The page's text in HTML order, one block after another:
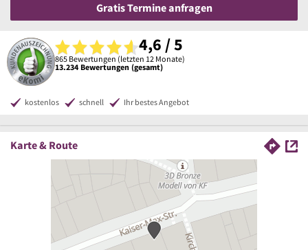
Gratis Termine anfragen
4,6 / 5
865 Bewertungen (letzten 12 Monate)
13.234 Bewertungen (gesamt)
kostenlos schnell Ihr bestes Angebot
Karte & Route